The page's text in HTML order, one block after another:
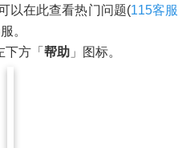
以在此查看热门问题(115客服
。
方「 帮助 」图标。